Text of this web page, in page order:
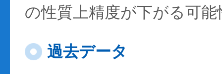
の性質上精度が下がる可
過去データ